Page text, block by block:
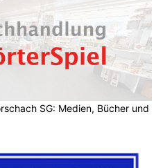
SG: Medien, Bücher und